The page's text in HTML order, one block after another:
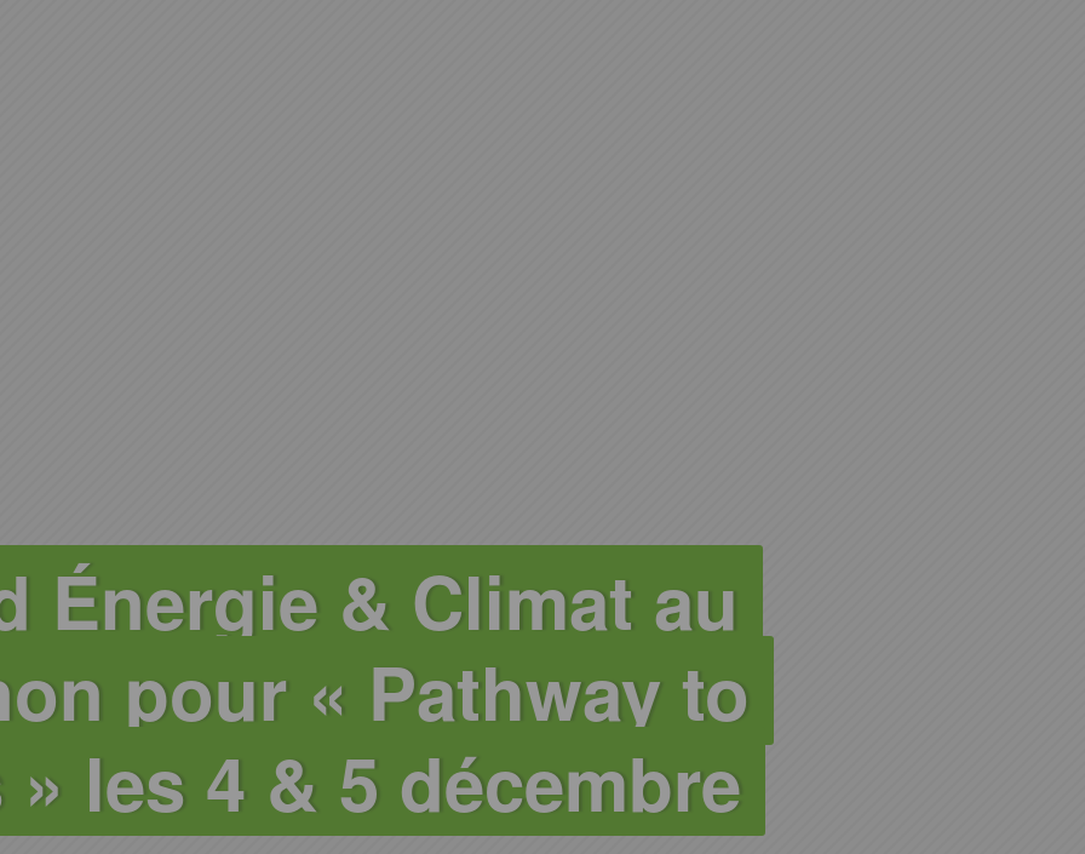
Énergie & Climat au
pour « Pathway to
les 4 & 5 décembre